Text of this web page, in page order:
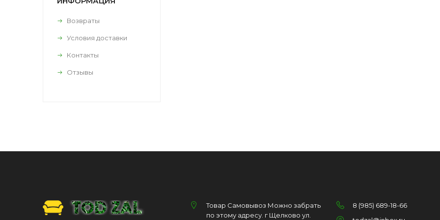
Возвраты
Условия доставки
Контакты
Отзывы
Товар Самовывоз Можно забрать
по этому адресу. г Щелково ул.
8 (985) 689-18-66